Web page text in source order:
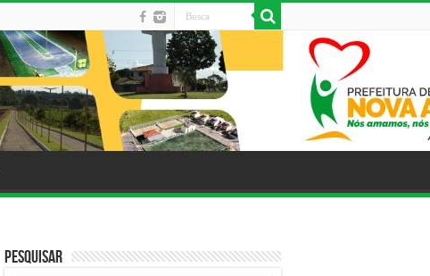
Pesquisar